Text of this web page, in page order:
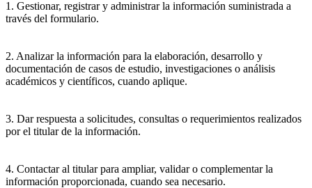
1. Gestionar, registrar y administrar la información suministrada a
través del formulario.
2. Analizar la información para la elaboración, desarrollo y
documentación de casos de estudio, investigaciones o análisis
académicos y científicos, cuando aplique.
3. Dar respuesta a solicitudes, consultas o requerimientos realizados
por el titular de la información.
4. Contactar al titular para ampliar, validar o complementar la
información proporcionada, cuando sea necesario.